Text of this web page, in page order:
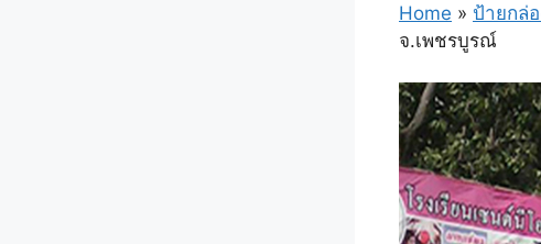
Home » ป้ายกล่
จ.เพชรบูรณ์